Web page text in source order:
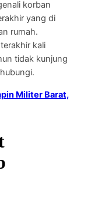
korban
yang di
rumah.
kali
tidak kunjung
Militer Barat,